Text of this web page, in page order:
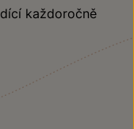
každoročně